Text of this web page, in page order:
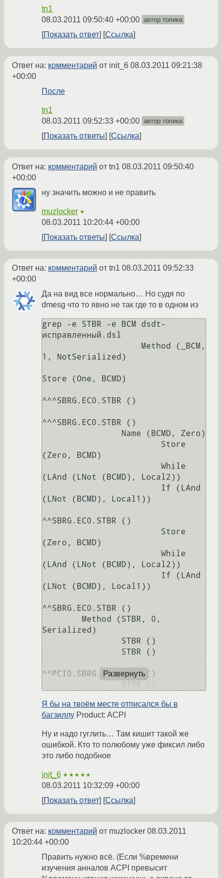
tn1
08.03.2011 09:50:40 +00:00 автор топика
Показать ответ Ссылка
Ответ на: комментарий от init_6 08.03.2011 09:21:38
+00:00
После
tn1
08.03.2011 09:52:33 +00:00 автор топика
Показать ответы Ссылка
Ответ на: комментарий от tn1 08.03.2011 09:50:40
+00:00
ну значить можно и не править
muzlocker ★
08.03.2011 10:20:44 +00:00
Показать ответы
Ссылка
Ответ на: комментарий от tn1 08.03.2011 09:52:33
+00:00
Да на вид все нормально… Но судя по
dmesg что то явно не так где то в одном из
grep -e STBR -e BCM dsdt-
исправленный.dsl
1, NotSerialized)
Store (One, BCMD)
^^^SBRG.EC0.STBR ()
^^^SBRG.EC0.STBR ()
(Zero, BCMD)
(LAnd (LNot (BCMD), Local2))
(LNot (BCMD), Local1))
^^SBRG.EC0.STBR ()
(Zero, BCMD)
(LAnd (LNot (BCMD), Local2))
(LNot (BCMD), Local1))
^^SBRG.EC0.STBR ()
Serialized)
^^PCI0.SBRG.EC0.STBR ()
Развернуть
Я бы на твоём месте отписался бы в
багзиллу Product: ACPI
Ну и надо гуглить… Там кишит такой же
ошибкой. Кто то полюбому уже фиксил либо
это либо подобное
init_6 ★★★★★
08.03.2011 10:32:09 +00:00
Показать ответ
Ссылка
Ответ на: комментарий от muzlocker 08.03.2011
10:20:44 +00:00
Править нужно всё. (Если %времени
изучения анналов ACPI превысит